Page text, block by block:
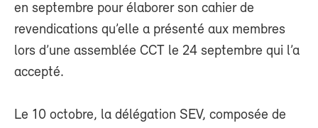
en septembre pour élaborer son cahier de
revendications qu’elle a présenté aux membres
lors d’une assemblée CCT le 24 septembre qui l’a
accepté.
Le 10 octobre, la délégation SEV, composée de